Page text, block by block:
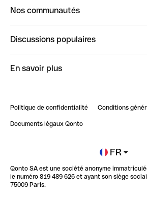
Nos communautés
ClubQonto
Discussions populaires
Impact de l'IA sur les carrières/
En savoir plus
Blog
Newsroom
Glossaire finance
Politique de confidentialité Conditions
Documents légaux Qonto
FR
Qonto SA est une société anonyme
le numéro 819 489 626 et ayant son siège
75009 Paris.